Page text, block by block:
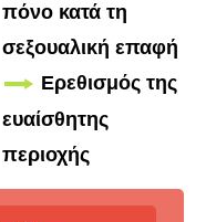
πόνο κατά τη
σεξουαλική επαφή
Ερεθισμός της
ευαίσθητης
περιοχής